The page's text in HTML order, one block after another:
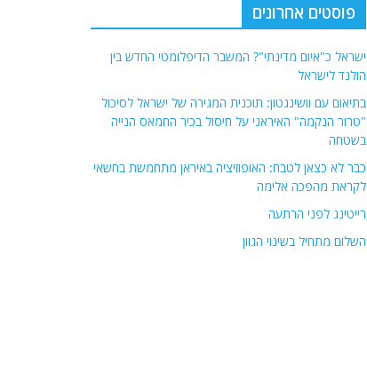
פוסטים אחרונים
ישראל כ"איום מדינתי"? המשבר הדיפלומטי החדש בין
הולנד לישראל
בתיאום עם וושינגטון: תוכנית המגירה של ישראל לסיכול
"טרור הנקמה" האיראני על חיסול בכיר החמאס הנייה
בשטחה
כבר לא כצאן לטבח: האופוזיציה באיראן מתחמשת בחשאי
לקראת מהפכה אלימה
רייטינג לפני הרתעה
השלום מתחיל בשינוי הגוון